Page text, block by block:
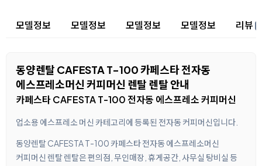
상세 정보
모델정보 모델정보 모델정보 모델정보 리뷰
동양렌탈 CAFESTA T-100 카페스타 전자동
에스프레소머신 커피머신 렌탈 렌탈 안내
카페스타 CAFESTA T-100 전자동 에스프레소 커피머신
업소용 에스프레소 머신 카테고리에 등록된 전자동 커피머신입니다.
동양렌탈 CAFESTA T-100 카페스타 전자동 에스프레소머신
커피머신 렌탈 렌탈은 편의점, 무인매장, 휴게공간, 사무실 탕비실 등